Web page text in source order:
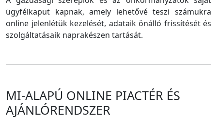
ügyfélkaput kapnak, amely lehetővé teszi számukra
online jelenlétük kezelését, adataik önálló frissítését és
szolgáltatásaik naprakészen tartását.
MI-ALAPÚ ONLINE PIACTÉR ÉS
AJÁNLÓRENDSZER